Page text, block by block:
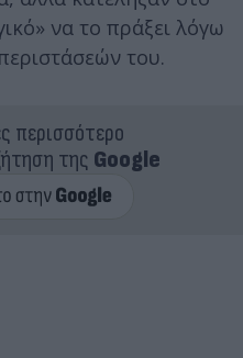
να το πράξει λόγω
του.
περισσότερο
της Google